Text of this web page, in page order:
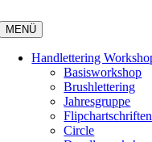
Inhalt
springen
MENÜ
Handlettering
Basisworkshop
Brushlettering
Jahresgruppe
Flipchartschriften
Circle